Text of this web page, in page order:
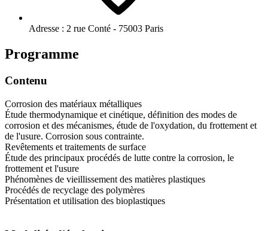
Adresse : 2 rue Conté - 75003 Paris
Programme
Contenu
Corrosion des matériaux métalliques
Étude thermodynamique et cinétique, définition des modes de
corrosion et des mécanismes, étude de l'oxydation, du frottement et
de l'usure. Corrosion sous contrainte.
Revêtements et traitements de surface
Étude des principaux procédés de lutte contre la corrosion, le
frottement et l'usure
Phénomènes de vieillissement des matières plastiques
Procédés de recyclage des polymères
Présentation et utilisation des bioplastiques